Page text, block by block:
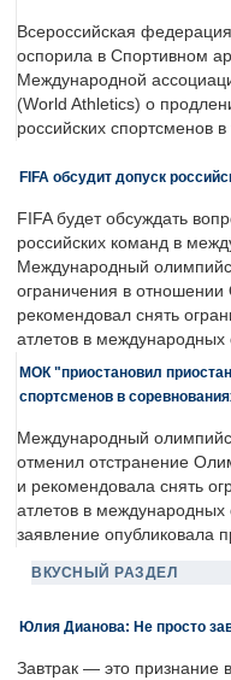
Всероссийская
оспорила в Спортивном
Международной
(World Athletics) о
российских спортсменов в
FIFA обсудит допуск
FIFA будет обсуждать
российских команд в
Международный
ограничения в отношении
рекомендовал снять
атлетов в международных
МОК "приостановил
спортсменов в
Международный
отменил отстранение
и рекомендовала снять
атлетов в
заявление опубликовала
ВКУСНЫЙ РАЗДЕЛ
Юлия Дианова: Не просто
Завтрак — это признание